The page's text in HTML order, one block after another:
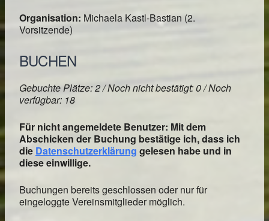
Organisation: Michaela Kastl-Bastian (2.
Vorsitzende)
BUCHEN
Gebuchte Plätze: 2 / Noch nicht bestätigt: 0 / Noch
verfügbar: 18
Für nicht angemeldete Benutzer: Mit dem
Abschicken der Buchung bestätige ich, dass ich
die Datenschutzerklärung gelesen habe und in
diese einwillige.
Buchungen bereits geschlossen oder nur für
eingeloggte Vereinsmitglieder möglich.